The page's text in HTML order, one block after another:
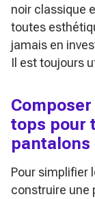
noir classique
toutes
jamais en
Il est toujours
tops pour
pantalons
Pour simplifier
construire une